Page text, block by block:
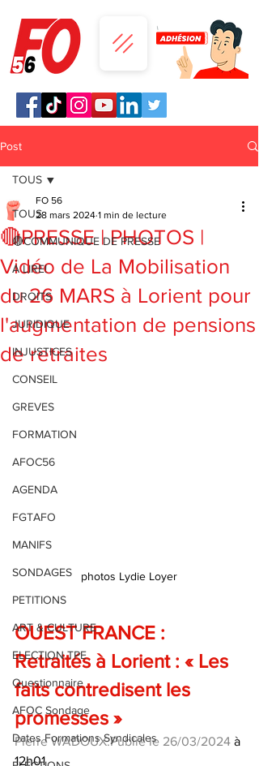
Post
TOUS
🔴COMMUNIQUE DE PRESSE
A LIRE!
DROITS
JURIDIQUE
INJUSTICES
CONSEIL
GREVES
FORMATION
AFOC56
AGENDA
FGTAFO
MANIFS
SONDAGES
PETITIONS
ART & CULTURE
ELECTION TPE
Questionnaire
AFOC Sondage
Dates Formations Syndicales
TOUS
🔴PRESSE | PHOTOS |
Vidéo de La Mobilisation
du 26 MARS à Lorient pour
l'augmentation de pensions
de retraites
FO 56
28 mars 2024 1 min de lecture
photos Lydie Loyer
OUEST FRANCE :
Retraités à Lorient : « Les
faits contredisent les
promesses »
Pierre WADOUX.Publié le 26/03/2024 à
12h01